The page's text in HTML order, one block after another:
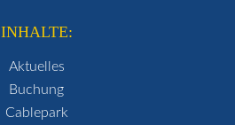
INHALTE:
Aktuelles
Buchung
Cablepark